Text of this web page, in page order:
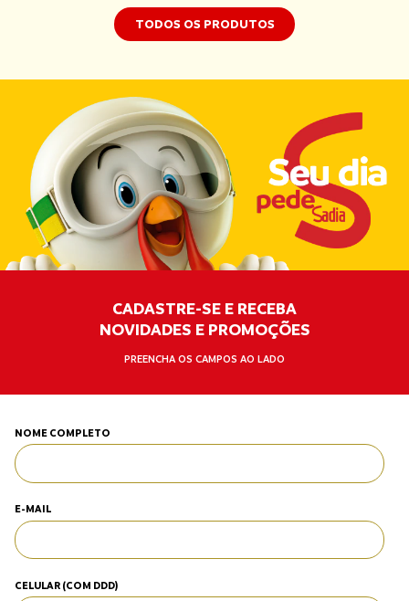
TODOS OS PRODUTOS
CADASTRE-SE E RECEBA
NOVIDADES E PROMOÇÕES
PREENCHA OS CAMPOS AO LADO
NOME COMPLETO
E-MAIL
CELULAR (COM DDD)